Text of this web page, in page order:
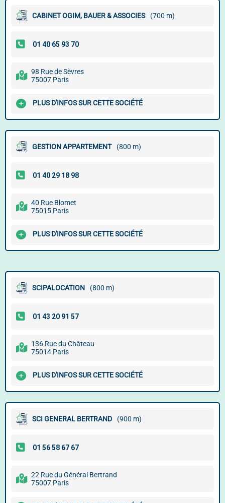
CABINET OGIM, BAUER & ASSOCIES (700 m)
98 Rue de Sèvres
75007 Paris
PLUS D'INFOS SUR CETTE SOCIÉTÉ
GESTION APPARTEMENT (800 m)
40 Rue Blomet
75015 Paris
PLUS D'INFOS SUR CETTE SOCIÉTÉ
SCIPALOCATION (800 m)
136 Rue du Château
75014 Paris
PLUS D'INFOS SUR CETTE SOCIÉTÉ
SCI GENERAL BERTRAND (900 m)
22 Rue du Général Bertrand
75007 Paris